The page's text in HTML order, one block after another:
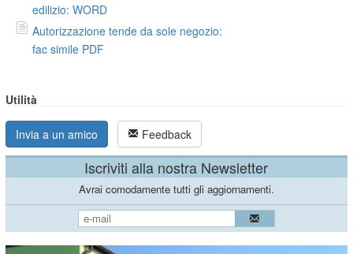
edilizio: WORD
Autorizzazione tende da sole negozio:
fac simile PDF
Utilità
Invia a un amico Feedback
Iscriviti alla nostra Newsletter
Avrai comodamente tutti gli aggiornamenti.